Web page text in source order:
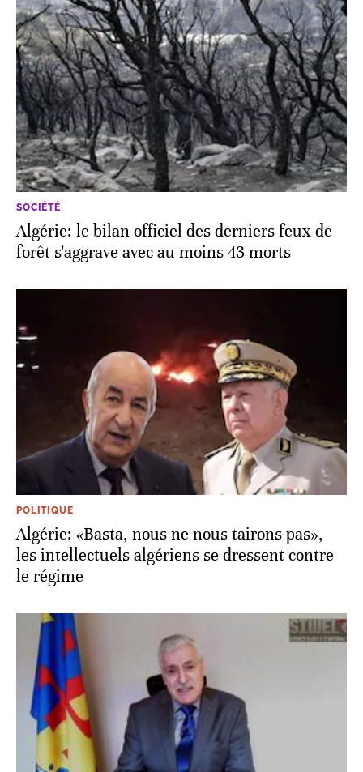
SOCIÉTÉ
Algérie: le bilan officiel des derniers feux de
forêt s'aggrave avec au moins 43 morts
POLITIQUE
Algérie: «Basta, nous ne nous tairons pas»,
les intellectuels algériens se dressent contre
le régime